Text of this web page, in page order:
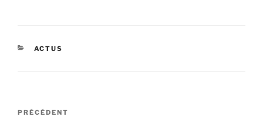
CATÉGORIES
ACTUS
Navigation
Article
PRÉCÉDENT